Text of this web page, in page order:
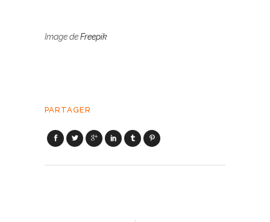
Image deFreepik
PARTAGER